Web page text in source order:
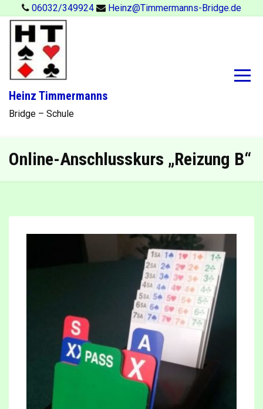
content
06032/349924 Heinz@Timmermanns-Bridge.de
Heinz Timmermanns
Bridge – Schule
Online-Anschlusskurs „Reizung B“